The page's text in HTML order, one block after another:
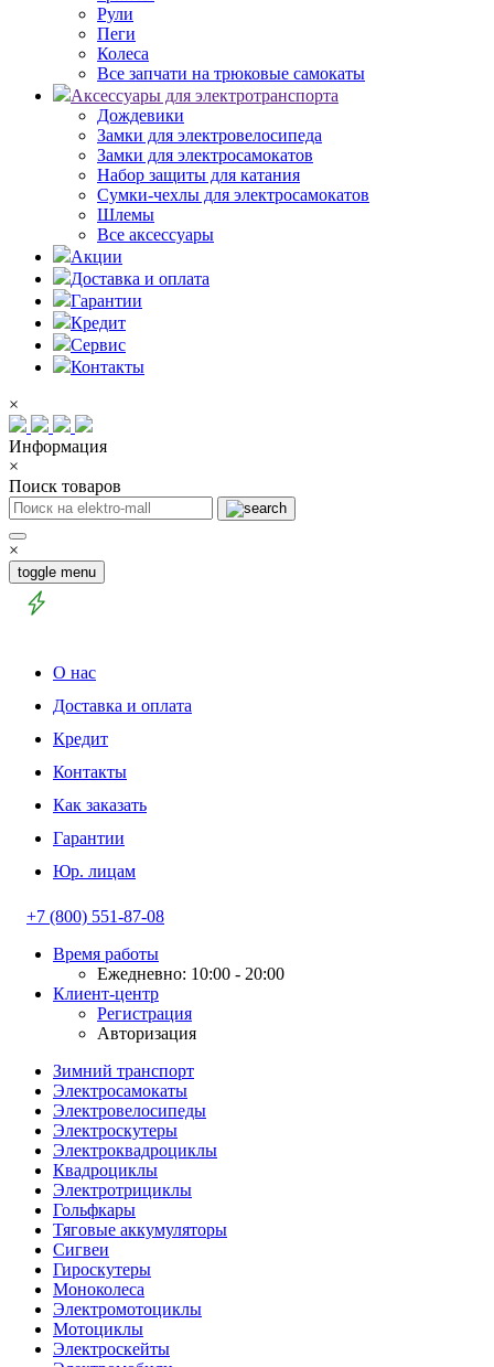
Рули
Пеги
Колеса
Все запчати на трюковые самокаты
Аксессуары для электротранспорта
Дождевики
Замки для электровелосипеда
Замки для электросамокатов
Набор защиты для катания
Сумки-чехлы для электросамокатов
Шлемы
Все аксессуары
Акции
Доставка и оплата
Гарантии
Кредит
Сервис
Контакты
×
Информация
×
Поиск товаров
×
toggle menu
О нас
Доставка и оплата
Кредит
Контакты
Как заказать
Гарантии
Юр. лицам
+7 (800) 551-87-08
Время работы
Ежедневно: 10:00 - 20:00
Клиент-центр
Регистрация
Авторизация
Зимний транспорт
Электросамокаты
Электровелосипеды
Электроскутеры
Электроквадроциклы
Квадроциклы
Электротрициклы
Гольфкары
Тяговые аккумуляторы
Сигвеи
Гироскутеры
Моноколеса
Электромотоциклы
Мотоциклы
Электроскейты